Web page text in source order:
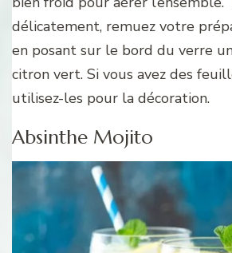
délicatement, remuez votre
en posant sur le bord du verre
citron vert. Si vous avez des
utilisez-les pour la décoration.
Absinthe Mojito